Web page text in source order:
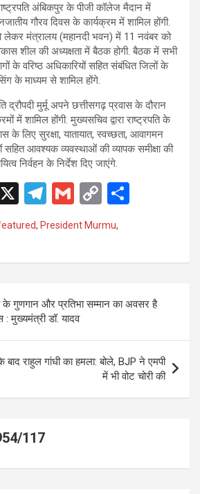
अंबिकपुर के पीजी कॉलेज मैदान में
गौरव दिवस के कार्यक्रम में शामिल होंगी.
लेकर मंत्रालय (महानदी भवन) में 11 नवंबर को
शील की अध्यक्षता में बैठक होगी. बैठक में सभी
के वरिष्ठ अधिकारियों सहित संबंधित जिलों के
के माध्यम से शामिल होंगे.
द्रौपदी मुर्मू अपने छत्तीसगढ़ प्रवास के दौरान
में शामिल होंगी. मुख्यसचिव द्वारा राष्ट्रपति के
के लिए सुरक्षा, यातायात, स्वच्छता, आवागमन
आवश्यक व्यवस्थाओं की व्यापक समीक्षा की
निर्वहन के निर्देश दिए जाएंगे.
W
X
T
el
gr
m
G
m
C
py
Li
k
e
, President Murmu,
गुणगान और प्रतिभा सम्मान का अवसर है
: मुख्यमंत्री डॉ. यादव
राहुल गांधी का हमला: बोले, BJP ने एमपी
में भी वोट चोरी की
117